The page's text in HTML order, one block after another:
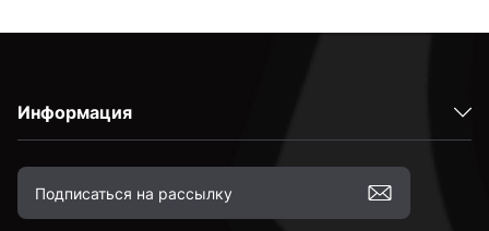
Информация